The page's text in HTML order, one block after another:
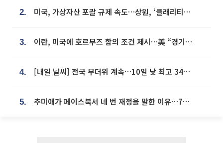
2. 미국, 가상자산 포괄 규제 속도…상원, ‘클래리티법’ 9월 절차투표 추진
3. 이란, 미국에 호르무즈 합의 조건 제시…美 “경기 아직 안 끝나” [종합]
4. [내일 날씨] 전국 무더위 계속…10일 낮 최고 34도 육박
5. 추미애가 페이스북서 네 번 재정을 말한 이유…7700억 추경 열쇠는 도의회에